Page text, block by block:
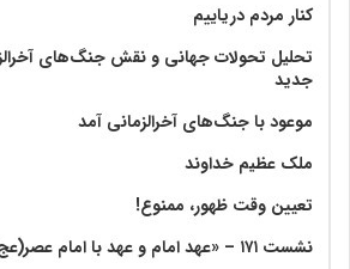
کنار مردم دریاییم
تحلیل تحولات جهانی و نقش جنگ‌های
جدید
موعود با جنگ‌های آخرالزمانی آمد
ملک عظیم خداوند
تعیین وقت ظهور، ممنوع!
نشست ۱۷۱ – «عهد امام و عهد با امام عصر(عج)»